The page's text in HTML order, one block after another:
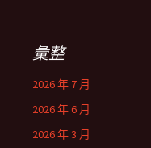
彙整
2026 年 7 月
2026 年 6 月
2026 年 3 月